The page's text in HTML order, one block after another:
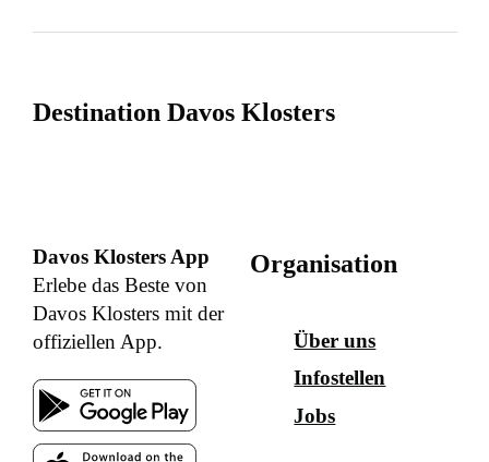
Destination Davos Klosters
Davos Klosters App
Erlebe das Beste von
Davos Klosters mit der
offiziellen App.
Organisation
Über uns
Infostellen
Jobs